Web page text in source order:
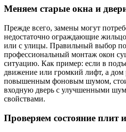
Меняем старые окна и
Прежде всего, замены могут
недостаточно ограждающие
или с улицы. Правильный выбор
профессиональный монтаж окон
ситуацию. Как пример: если в
движение или громкий лифт, а дом
повышенным фоновым шумом,
входную дверь с улучшенными
свойствами.
Проверяем состояние плит